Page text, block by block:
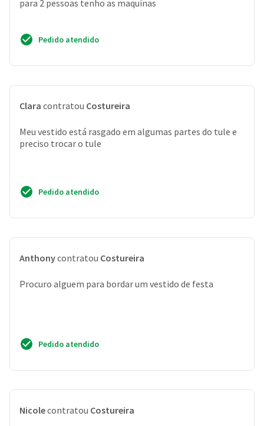
para 2 pessoas tenho as maquinas
Pedido atendido
Clara contratou Costureira
Meu vestido está rasgado em algumas partes do tule e
preciso trocar o tule
Pedido atendido
Anthonycontratou Costureira
Procuro alguem para bordar um vestido de festa
Pedido atendido
Nicolecontratou Costureira